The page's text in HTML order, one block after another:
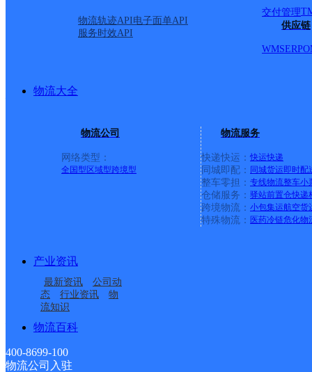
物流轨迹API电子面单API
服务时效API
交付管理
供应链
WMSERP
物流大全
物流公司
网络类型：
全国型 区域型跨境型
物流服务
快递快运： 快运快递
同城即配： 同城货运即时配
整车零担： 专线物流整车小
仓储服务： 驿站前置仓快递
跨境物流： 小包集运航空货
特殊物流： 医药冷链危化物
产业资讯
最新资讯
公司动
态
行业资讯
物
流知识
物流百科
400-8699-100
物流公司入驻
解放路、翠石路、云峰
天柱路、金文路、黎明
城基路、三元路、玉皇
河滨路、华丰路、金丰
教育路、博林路、狮山
岩前路、星岩一至五路
园）、第二工业城（又
城工业园）、云浮市国
324国道河口路段两旁。